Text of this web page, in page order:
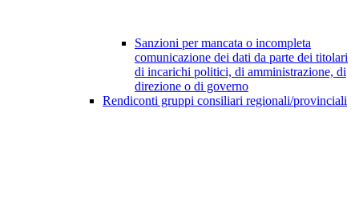
Sanzioni per mancata o incompleta
comunicazione dei dati da parte dei titolari
di incarichi politici, di amministrazione, di
direzione o di governo
Rendiconti gruppi consiliari regionali/provinciali